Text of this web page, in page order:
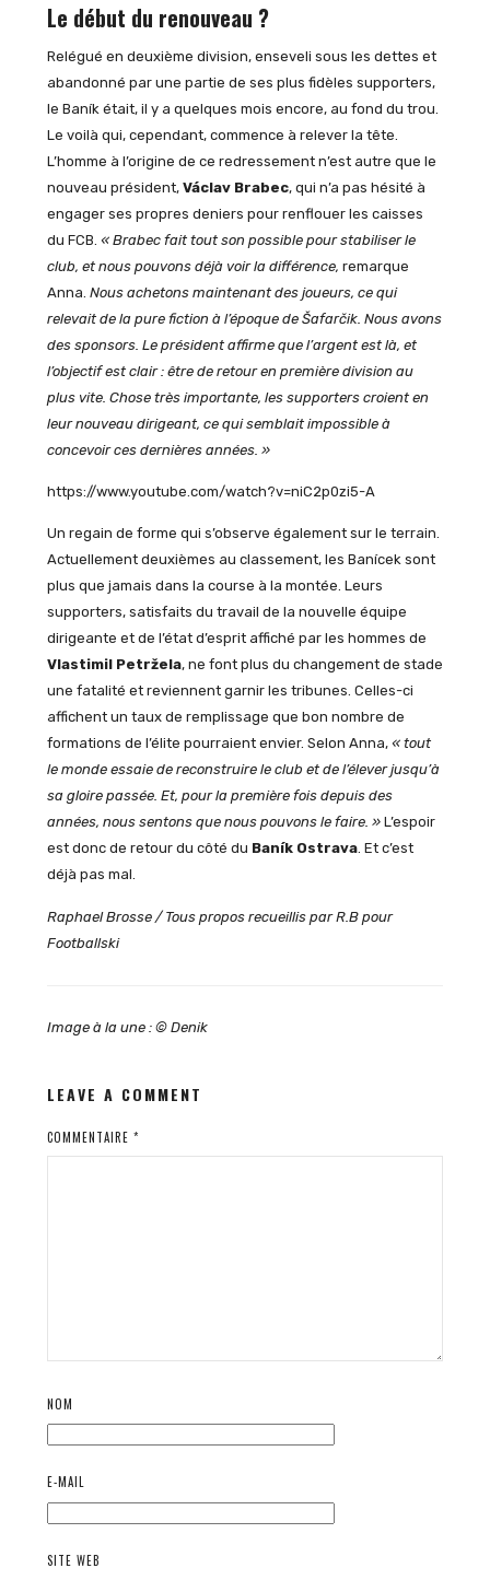
Le début du renouveau ?
Relégué en deuxième division, enseveli sous les dettes et
abandonné par une partie de ses plus fidèles supporters,
le Baník était, il y a quelques mois encore, au fond du trou.
Le voilà qui, cependant, commence à relever la tête.
L’homme à l’origine de ce redressement n’est autre que le
nouveau président, Václav Brabec, qui n’a pas hésité à
engager ses propres deniers pour renflouer les caisses
du FCB. « Brabec fait tout son possible pour stabiliser le
club, et nous pouvons déjà voir la différence, remarque
Anna. Nous achetons maintenant des joueurs, ce qui
relevait de la pure fiction à l’époque de Šafarčik. Nous avons
des sponsors. Le président affirme que l’argent est là, et
l’objectif est clair : être de retour en première division au
plus vite. Chose très importante, les supporters croient en
leur nouveau dirigeant, ce qui semblait impossible à
concevoir ces dernières années. »
https://www.youtube.com/watch?v=niC2p0zi5-A
Un regain de forme qui s’observe également sur le terrain.
Actuellement deuxièmes au classement, les Banícek sont
plus que jamais dans la course à la montée. Leurs
supporters, satisfaits du travail de la nouvelle équipe
dirigeante et de l’état d’esprit affiché par les hommes de
Vlastimil Petržela, ne font plus du changement de stade
une fatalité et reviennent garnir les tribunes. Celles-ci
affichent un taux de remplissage que bon nombre de
formations de l’élite pourraient envier. Selon Anna, « tout
le monde essaie de reconstruire le club et de l’élever jusqu’à
sa gloire passée. Et, pour la première fois depuis des
années, nous sentons que nous pouvons le faire. » L’espoir
est donc de retour du côté du Baník Ostrava. Et c’est
déjà pas mal.
Raphael Brosse / Tous propos recueillis par R.B pour
Footballski
Image à la une : © Denik
LEAVE A COMMENT
COMMENTAIRE *
NOM
E-MAIL
SITE WEB